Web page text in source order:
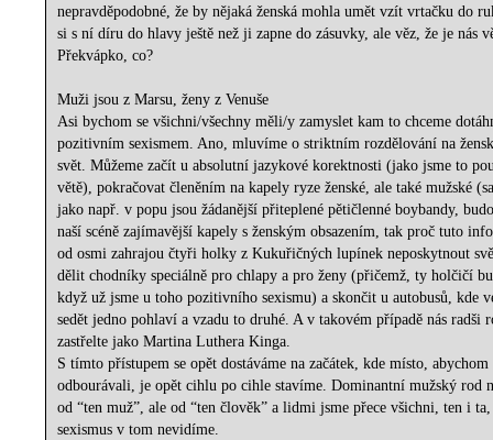
nepravděpodobné, že by nějaká ženská mohla umět vzít vrtačku do
si s ní díru do hlavy ještě než ji zapne do zásuvky, ale věz, že je nás
Překvápko, co?
Muži jsou z Marsu, ženy z Venuše
Asi bychom se všichni/všechny měli/y zamyslet kam to chceme
pozitivním sexismem. Ano, mluvíme o striktním rozdělování na
svět. Můžeme začít u absolutní jazykové korektnosti (jako jsme to
větě), pokračovat členěním na kapely ryze ženské, ale také mužské
jako např. v popu jsou žádanější přiteplené pětičlenné boybandy,
naší scéně zajímavější kapely s ženským obsazením, tak proč tuto
od osmi zahrajou čtyři holky z Kukuřičných lupínek neposkytnout
dělit chodníky speciálně pro chlapy a pro ženy (přičemž, ty holčičí
když už jsme u toho pozitivního sexismu) a skončit u autobusů, kde
sedět jedno pohlaví a vzadu to druhé. A v takovém případě nás radši
zastřelte jako Martina Luthera Kinga.
S tímto přístupem se opět dostáváme na začátek, kde místo,
odbourávali, je opět cihlu po cihle stavíme. Dominantní mužský rod
od “ten muž”, ale od “ten člověk” a lidmi jsme přece všichni, ten i
sexismus v tom nevidíme.